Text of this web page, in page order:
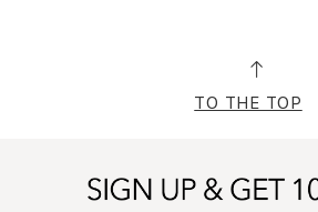
TO THE TOP